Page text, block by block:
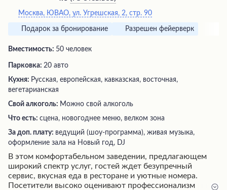
Москва, ЮВАО, ул. Угрешская, 2, стр. 90
Подарок за бронирование Разрешен фейерверк
Вместимость: 50 человек
Парковка: 20 авто
Кухня: Русская, европейская, кавказская, восточная,
вегетарианская
Свой алкоголь: Можно свой алкоголь
Что есть: сцена, новогоднее меню, велком зона
За доп. плату: ведущий (шоу-программа), живая музыка,
оформление зала на Новый год, DJ
В этом комфортабельном заведении, предлагающем
широкий спектр услуг, гостей ждет безупречный
сервис, вкусная еда в ресторане и уютные номера.
Посетители высоко оценивают профессионализм